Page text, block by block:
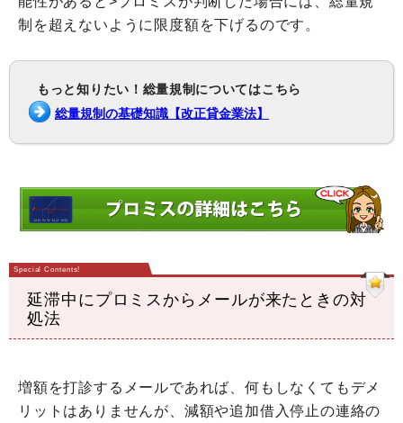
制を超えないように限度額を下げるのです。
もっと知りたい！総量規制についてはこちら
総量規制の基礎知識【改正貸金業法】
延滞中にプロミスからメールが来たときの対
処法
増額を打診するメールであれば、何もしなくてもデメ
リットはありませんが、減額や追加借入停止の連絡の